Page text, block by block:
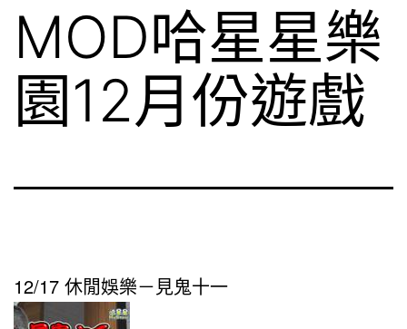
MOD哈星星樂
園12月份遊戲
12/17 休閒娛樂－見鬼十一